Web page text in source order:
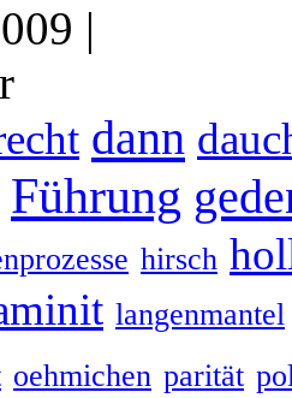
|
dann
Führung
hirsch
langenmantel
oehmichen parität